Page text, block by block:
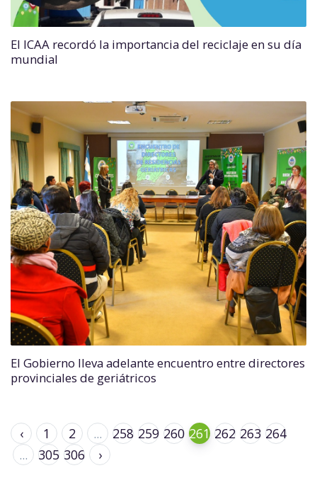
El ICAA recordó la importancia del reciclaje en su día
mundial
El Gobierno lleva adelante encuentro entre directores
provinciales de geriátricos
‹ 1 2 ... 258 259 260 261 262 263 264
...
305 306 ›